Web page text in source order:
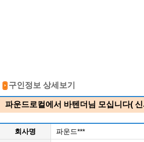
구인정보 상세보기
파운드로컬에서 바텐더님 모십니다(
회사명
파운드***